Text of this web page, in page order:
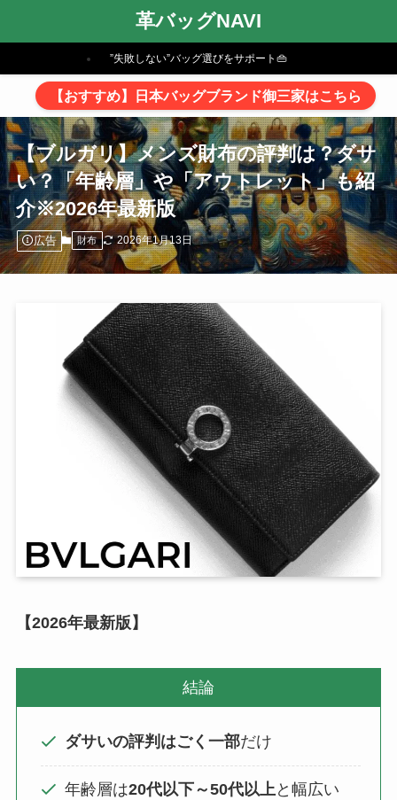
革バッグNAVI
”失敗しない”バッグ選びをサポート👜
【おすすめ】日本バッグブランド御三家はこちら
【ブルガリ】メンズ財布の評判は？ダサ
い？「年齢層」や「アウトレット」も紹
介※2026年最新版
広告 財布 2026年1月13日
【2026年最新版】
結論
ダサいの評判はごく一部だけ
年齢層は20代以下～50代以上と幅広い